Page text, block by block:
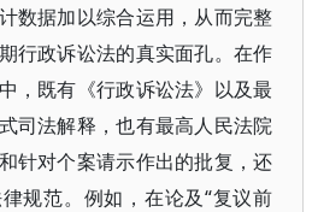
数据加以综合运用，从而完整
行政诉讼法的真实面孔。在作
，既有《行政诉讼法》以及最
司法解释，也有最高人民法院
针对个案请示作出的批复，还
规范。例如，在论及“复议前